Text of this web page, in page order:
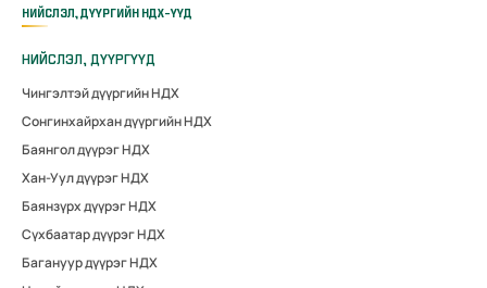
НИЙСЛЭЛ, ДҮҮРГИЙН НДХ-ҮҮД
НИЙСЛЭЛ, ДҮҮРГҮҮД
Чингэлтэй дүүргийн НДХ
Сонгинхайрхан дүүргийн НДХ
Баянгол дүүрэг НДХ
Хан-Уул дүүрэг НДХ
Баянзүрх дүүрэг НДХ
Сүхбаатар дүүрэг НДХ
Багануур дүүрэг НДХ